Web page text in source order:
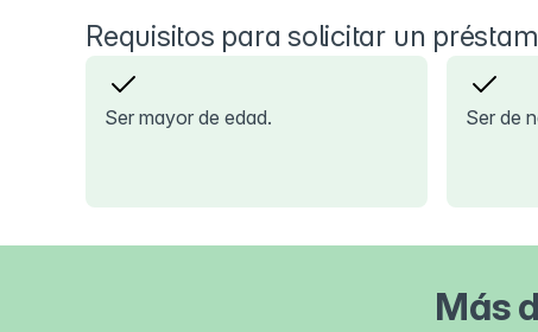
Requisitos para solicitar un
Ser mayor de edad. Ser de
Más